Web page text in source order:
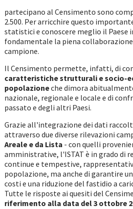
partecipano al Censimento sono
2.500. Per arricchire questo
statistici e conoscere meglio il Paese
fondamentale la piena
campione.
Il Censimento permette, infatti, di
caratteristiche strutturali e socio-
popolazioneche dimora
nazionale, regionale e locale e di
passato e degli altri Paesi.
Grazie all'integrazione dei dati
attraverso due diverse rilevazioni
Areale e da Lista - con quelli
amministrative, l'ISTAT è in grado di
continue e tempestive,
popolazione, ma anche di garantire
costi e una riduzione del fastidio a
Tutte le risposte ai quesiti del
riferimento alla data del 3 ottobre